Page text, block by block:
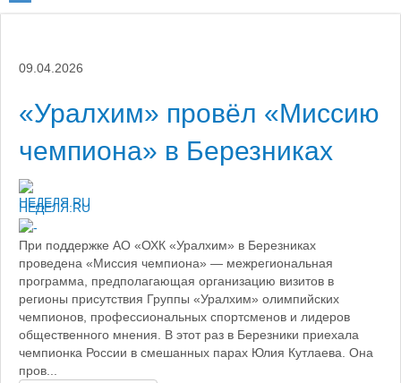
09.04.2026
«Уралхим» провёл «Миссию
чемпиона» в Березниках
НЕДЕЛЯ.RU
При поддержке АО «ОХК «Уралхим» в Березниках
проведена «Миссия чемпиона» — межрегиональная
программа, предполагающая организацию визитов в
регионы присутствия Группы «Уралхим» олимпийских
чемпионов, профессиональных спортсменов и лидеров
общественного мнения. В этот раз в Березники приехала
чемпионка России в смешанных парах Юлия Кутлаева. Она
пров...